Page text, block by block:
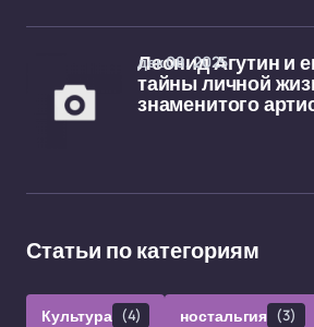
Леонид Агутин и
тайны личной
знаменитого
дек 08, 2025
Статьи по категориям
Культура (4) ностальгия (3)